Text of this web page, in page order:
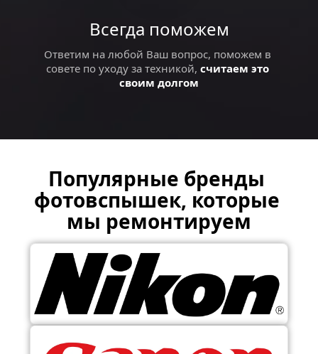
Всегда поможем
Ответим на любой Ваш вопрос, поможем в
совете по уходу за техникой, считаем это
своим долгом
Популярные бренды
фотовспышек, которые
мы ремонтируем